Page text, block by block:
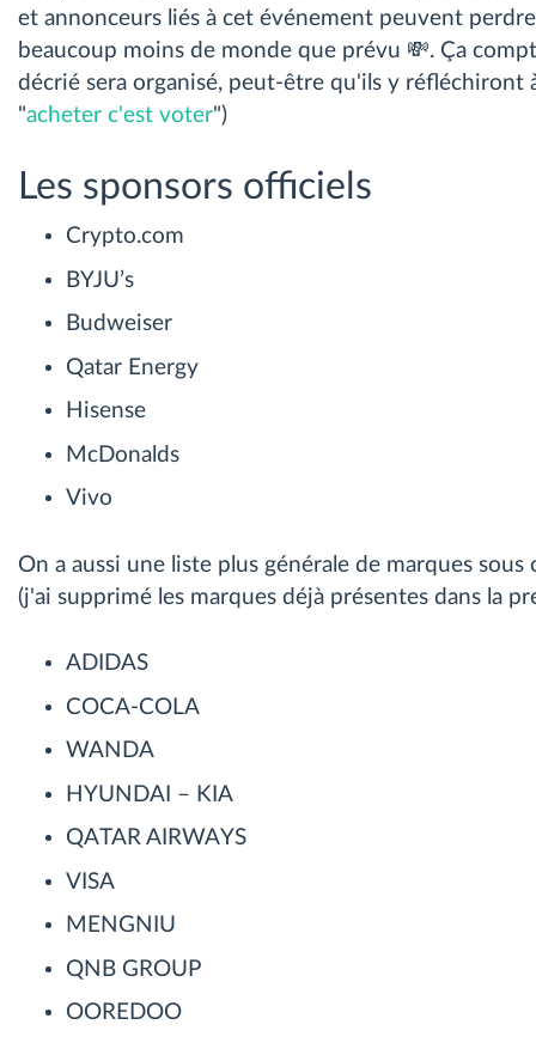
et annonceurs liés à cet événement peuvent
beaucoup moins de monde que prévu 💸. Ça
décrié sera organisé, peut-être qu'ils y réfléchiront
"acheter c'est voter")
Les sponsors officiels
Crypto.com
BYJU’s
Budweiser
Qatar Energy
Hisense
McDonalds
Vivo
On a aussi une liste plus générale de marques
(j'ai supprimé les marques déjà présentes dans la
ADIDAS
COCA-COLA
WANDA
HYUNDAI – KIA
QATAR AIRWAYS
VISA
MENGNIU
QNB GROUP
OOREDOO